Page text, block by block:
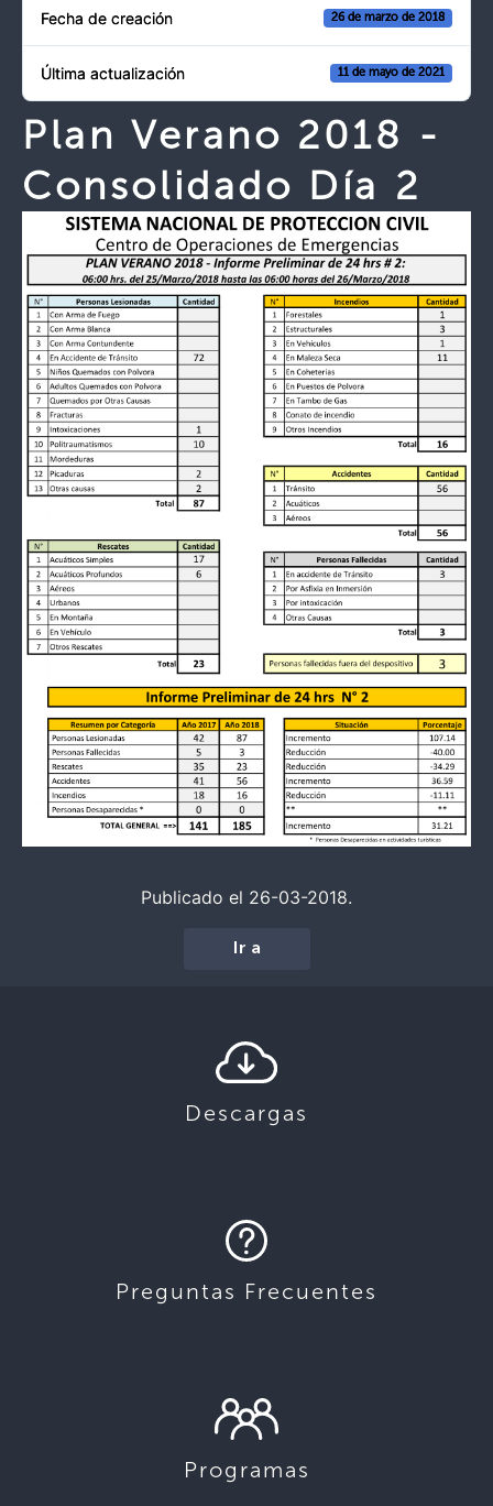
Fecha de creación 26 de marzo de 2018
Última actualización 11 de mayo de 2021
Plan Verano 2018 -
Consolidado Día 2
Publicado el 26-03-2018.
Ir a
Descargas
Preguntas Frecuentes
Programas